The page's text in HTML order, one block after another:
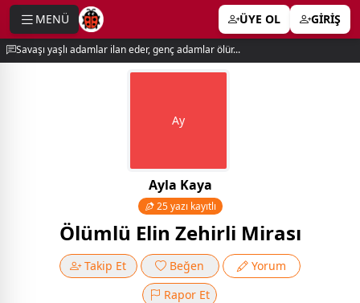
MENÜ ÜYE OL GİRİŞ
Savaşı yaşlı adamlar ilan eder, genç adamlar ölür...
Ay
Ayla Kaya
25 yazı kayıtlı
Ölümlü Elin Zehirli Mirası
Takip Et Beğen
Yorum
Rapor Et
menu